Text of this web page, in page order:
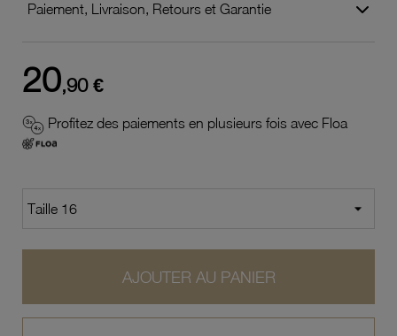
Paiement, Livraison, Retours et Garantie
20,90 €
Profitez des paiements en plusieurs fois avec Floa
AJOUTER AU PANIER